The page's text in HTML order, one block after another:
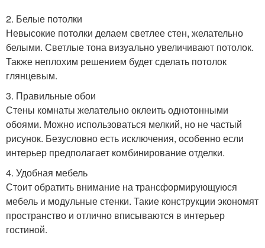
2. Белые потолки
Невысокие потолки делаем светлее стен, желательно
белыми. Светлые тона визуально увеличивают потолок.
Также неплохим решением будет сделать потолок
глянцевым.
3. Правильные обои
Стены комнаты желательно оклеить однотонными
обоями. Можно использоваться мелкий, но не частый
рисунок. Безусловно есть исключения, особенно если
интерьер предполагает комбинирование отделки.
4. Удобная мебель
Стоит обратить внимание на трансформирующуюся
мебель и модульные стенки. Такие конструкции экономят
пространство и отлично вписываются в интерьер
гостиной.